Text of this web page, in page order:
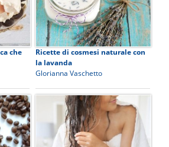
che
Ricette di cosmesi naturale con
la lavanda
Glorianna Vaschetto